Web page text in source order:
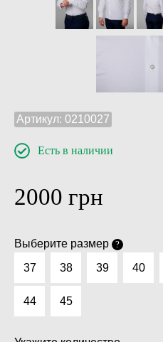
Артикул: 0210027
Есть в наличии
2000 грн
Выберите размер ?
37 38 39 40
44 45